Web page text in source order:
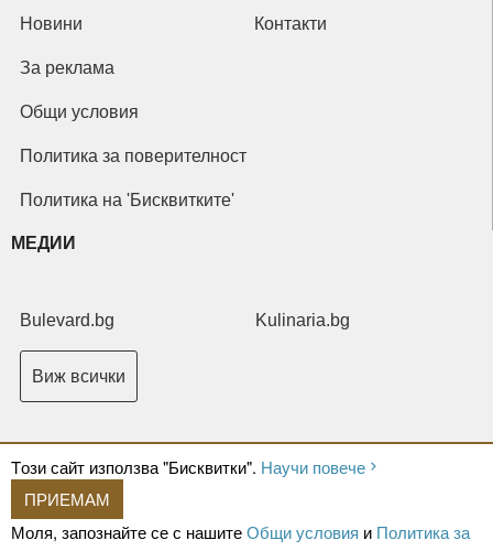
Tози сайт използва "Бисквитки". Научи повече
ПРИЕМАМ
Моля, запознайте се с нашитеОбщи условия и Политика за
Новини Контакти
За реклама
Общи условия
Политика за поверителност
Политика на 'Бисквитките'
МЕДИИ
Bulevard.bg Kulinaria.bg
Виж всички
Copyright © 2026 Ксениум ООД. Всички права запазени.
XeniumCompany.com